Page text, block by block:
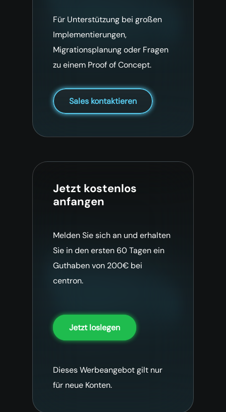
Für Unterstützung bei großen
Implementierungen,
Migrationsplanung oder Fragen
zu einem Proof of Concept.
Sales kontaktieren
Jetzt kostenlos
anfangen
Melden Sie sich an und erhalten
Sie in den ersten 60 Tagen ein
Guthaben von 200€ bei
centron.
Jetzt loslegen
Dieses Werbeangebot gilt nur
für neue Konten.